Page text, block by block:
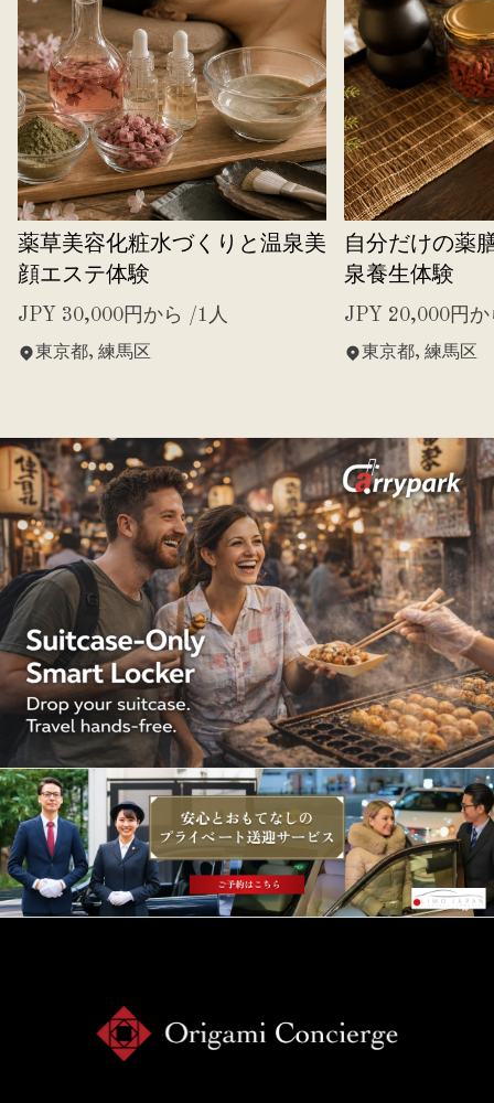
薬草美容化粧水づくりと温泉美
顔エステ体験
JPY 30,000円から /1人
東京都, 練馬区
自分だけの薬
泉養生体験
JPY 20,000円
東京都, 練馬区